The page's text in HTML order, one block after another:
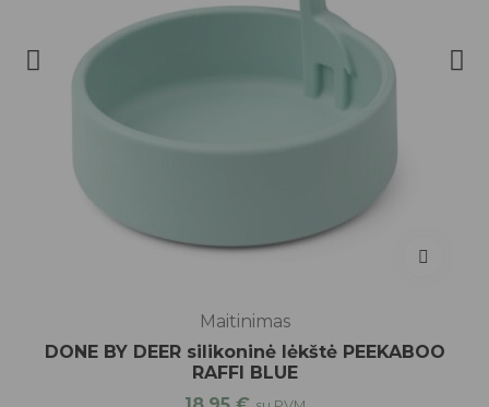
Maitinimas
DONE BY DEER silikoninė lėkštė PEEKABOO
RAFFI BLUE